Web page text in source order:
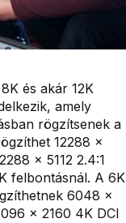
és akár 12K
amely
rögzítsenek a
12288 x
x 5112 2.4:1
felbontásnál. A 6K
6048 x
x 2160 4K DCI